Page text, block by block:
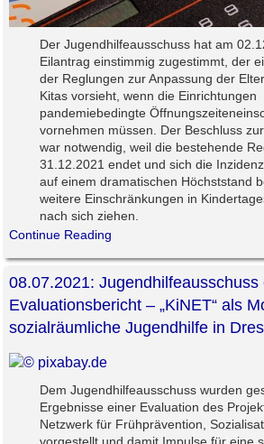
Der Jugendhilfeausschuss hat am
Eilantrag einstimmig zugestimmt, der
der Reglungen zur Anpassung der
Kitas vorsieht, wenn die Einrichtungen
pandemiebedingte
vornehmen müssen. Der Beschluss
war notwendig, weil die bestehende
31.12.2021 endet und sich die
auf einem dramatischen Höchststand
weitere Einschränkungen in
nach sich ziehen.
Continue Reading
08.07.2021: Jugendhilfeausschuss
Evaluationsbericht – „KiNET“ als
sozialräumliche Jugendhilfe in
Dem Jugendhilfeausschuss wurden
Ergebnisse einer Evaluation des
Netzwerk für Frühprävention,